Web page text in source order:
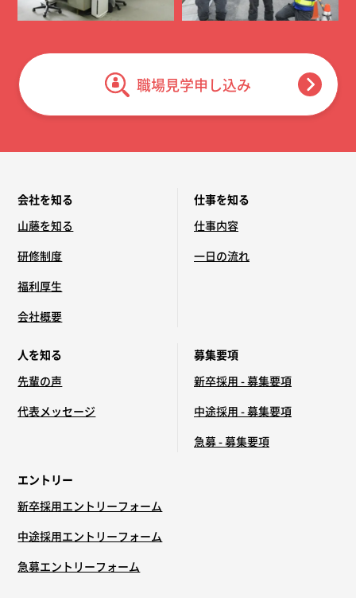
職場見学申し込み
会社を知る
山藤を知る
研修制度
福利厚生
会社概要
仕事を知る
仕事内容
一日の流れ
人を知る
先輩の声
代表メッセージ
募集要項
新卒採用 - 募集要項
中途採用 - 募集要項
急募 - 募集要項
エントリー
新卒採用エントリーフォーム
中途採用エントリーフォーム
急募エントリーフォーム